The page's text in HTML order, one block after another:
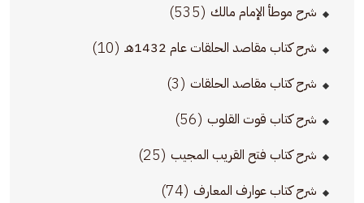
شرح موطأ الإمام مالك (535)
شرح كتاب مقاصد الحلقات عام 1432هـ (10)
شرح كتاب مقاصد الحلقات (3)
شرح كتاب قوت القلوب (56)
شرح كتاب فتح القريب المجيب (25)
شرح كتاب عوارف المعارف (74)